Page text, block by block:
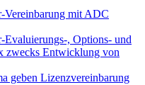
Vereinbarung mit ADC
, Options- und
zwecks Entwicklung von
geben Lizenzvereinbarung